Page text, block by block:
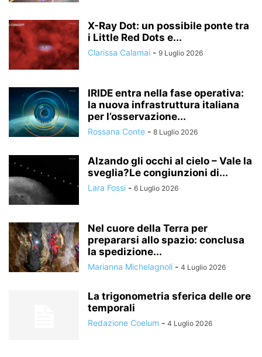
X-Ray Dot: un possibile ponte tra
i Little Red Dots e...
Clarissa Calamai - 9 Luglio 2026
IRIDE entra nella fase operativa:
la nuova infrastruttura italiana
per l’osservazione...
Rossana Conte - 8 Luglio 2026
Alzando gli occhi al cielo – Vale la
sveglia?Le congiunzioni di...
Lara Fossi - 6 Luglio 2026
Nel cuore della Terra per
prepararsi allo spazio: conclusa
la spedizione...
Marianna Michelagnoli - 4 Luglio 2026
La trigonometria sferica delle ore
temporali
Redazione Coelum - 4 Luglio 2026